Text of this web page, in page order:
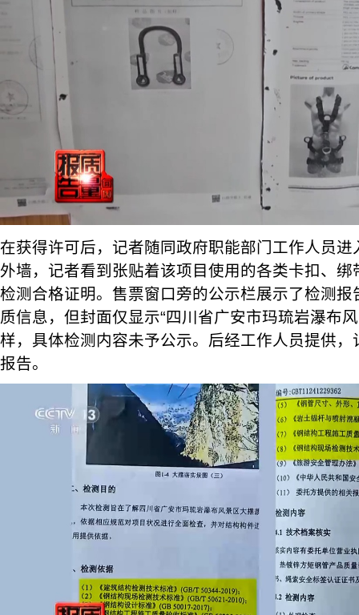
在获得许可后，记者随同政府职能部门工作人员
外墙，记者看到张贴着该项目使用的各类卡扣、
检测合格证明。售票窗口旁的公示栏展示了检测
质信息，但封面仅显示“四川省广安市玛琉岩瀑布
样，具体检测内容未予公示。后经工作人员提供
报告。